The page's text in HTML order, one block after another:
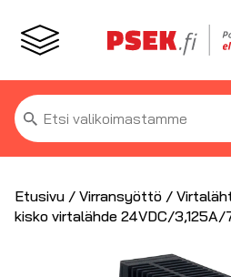
Etsi:
Etusivu / Virransyöttö /
kisko virtalähde 24VDC/3,125A/